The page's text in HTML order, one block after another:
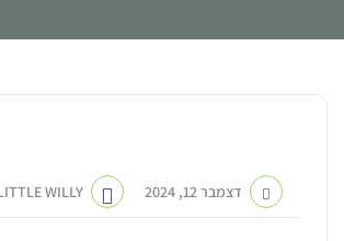
דצמבר 12, 2024 LITTLE WILLY